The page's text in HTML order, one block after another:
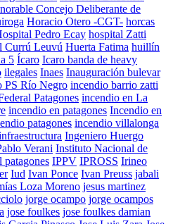
Concejo Deliberante de
Horacio Otero -CGT- horcas
Pedro Ecay hospital Zatti
Currú Leuvú Huerta Fatima huillín
5 Ícaro Icaro banda de heavy
ilegales Inaes Inauguración bulevar
PS Río Negro incendio barrio zatti
Patagones incendio en La
incendio en patagones Incendio en
patagones incendio villalonga
Ingeniero Huergo
Verani Instituto Nacional de
patagones IPPV IPROSS Irineo
Iud Ivan Ponce Ivan Preuss jabali
Loza Moreno jesus martinez
jorge ocampo jorge ocampos
jose foulkes jose foulkes damian